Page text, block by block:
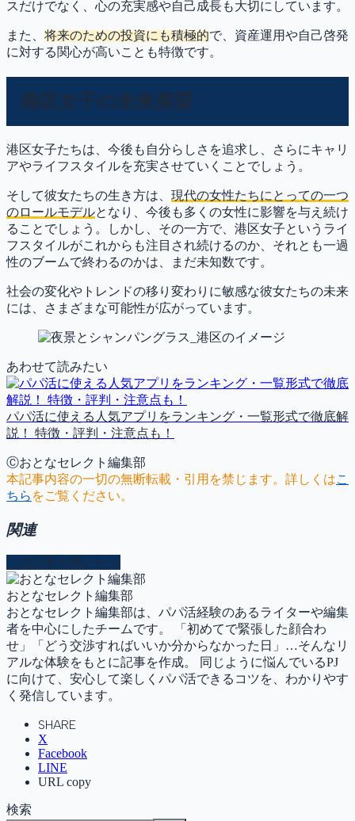
スだけでなく、心の充実感や自己成長も大切にしています。
また、 将来のための投資にも積極的で、資産運用や自己啓発
に対する関心が高いことも特徴です。
港区女子の未来展望
港区女子たちは、今後も自分らしさを追求し、さらにキャリ
アやライフスタイルを充実させていくことでしょう。
そして彼女たちの生き方は、 現代の女性たちにとっての一つ
のロールモデルとなり、今後も多くの女性に影響を与え続け
ることでしょう。しかし、その一方で、港区女子というライ
フスタイルがこれからも注目され続けるのか、それとも一過
性のブームで終わるのかは、まだ未知数です。
社会の変化やトレンドの移り変わりに敏感な彼女たちの未来
には、さまざまな可能性が広がっています。
あわせて読みたい
パパ活に使える人気アプリをランキング・一覧形式で徹底解
説！ 特徴・評判・注意点も！
Ⓒおとなセレクト編集部
本記事内容の一切の無断転載・引用を禁じます。詳しくはこ
ちら をご覧ください。
関連
この記事を書いた人
おとなセレクト編集部
おとなセレクト編集部は、パパ活経験のあるライターや編集
者を中心にしたチームです。 「初めてで緊張した顔合わ
せ」「どう交渉すればいいか分からなかった日」…そんなリ
アルな体験をもとに記事を作成。 同じように悩んでいるPJ
に向けて、安心して楽しくパパ活できるコツを、わかりやす
く発信しています。
SHARE
X
Facebook
LINE
URL copy
検索